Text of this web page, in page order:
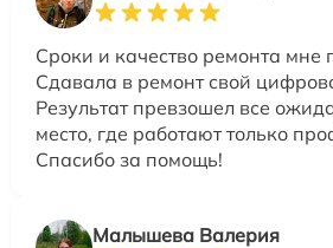
Сроки и качество ремонта мне
Сдавала в ремонт свой
Результат превзошел все
место, где работают только
Спасибо за помощь!
Малышева Валерия